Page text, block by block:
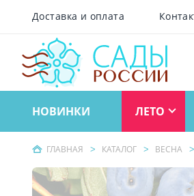
Доставка и оплата
НОВИНКИ ЛЕТО
ГЛАВНАЯ КАТАЛОГ ВЕСНА